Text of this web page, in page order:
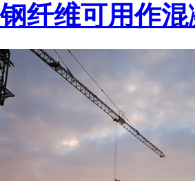
纤维可用作